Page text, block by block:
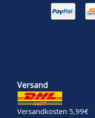
Versand
Versandkosten 5,99€